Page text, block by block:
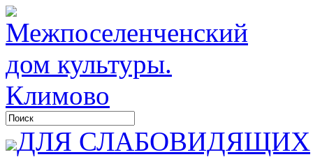
ДЛЯ СЛАБОВИДЯЩИХ